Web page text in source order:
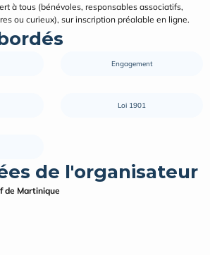
à tous (bénévoles, responsables associatifs,
ou curieux), sur inscription préalable en ligne.
Engagement
Loi 1901
de l'organisateur
de Martinique